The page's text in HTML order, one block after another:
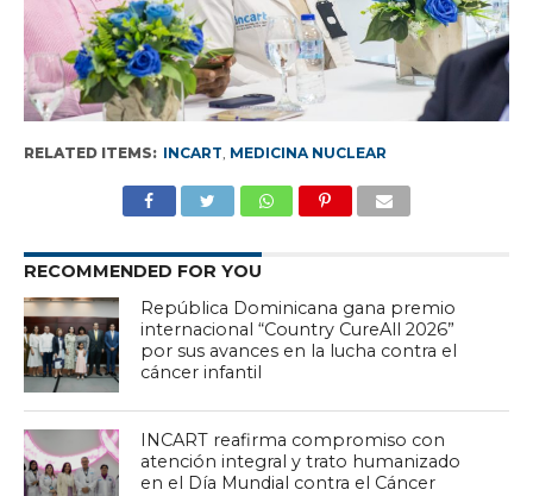
RELATED ITEMS: INCART, MEDICINA NUCLEAR
RECOMMENDED FOR YOU
República Dominicana gana premio
internacional “Country CureAll 2026”
por sus avances en la lucha contra el
cáncer infantil
INCART reafirma compromiso con
atención integral y trato humanizado
en el Día Mundial contra el Cáncer